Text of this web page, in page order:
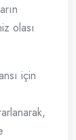
olası
için